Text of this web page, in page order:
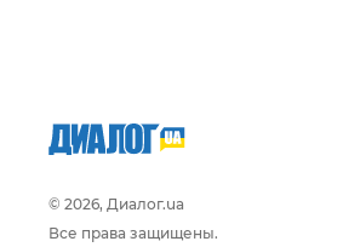
© 2026, Диалог.ua
Все права защищены.